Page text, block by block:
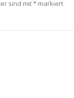
sind mit* markiert